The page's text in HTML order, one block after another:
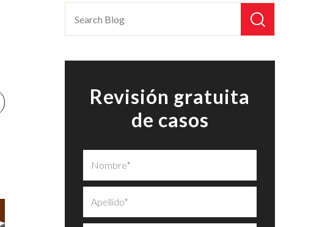
Revisión gratuita
de casos